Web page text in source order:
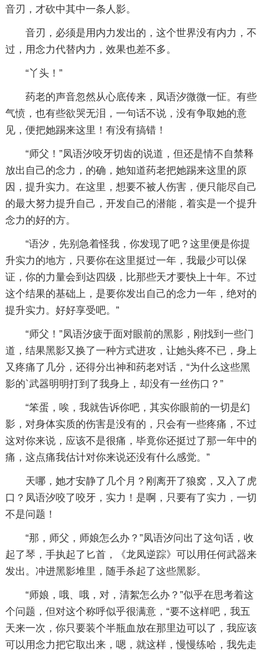
音刃，才砍中其中一条人影。
音刃，必须是用内力发出的，这个世界没有内力，不
过，用念力代替内力，效果也差不多。
“丫头！”
药老的声音忽然从心底传来，凤语汐微微一怔。有些
气愤，也有些欲哭无泪，一句话不说，没有争取她的意
见，便把她踢来这里！有没有搞错！
“师父！”凤语汐咬牙切齿的说道，但还是情不自禁释
放出自己的念力，的确，她知道药老把她踢来这里的原
因，提升实力。在这里，想要不被人伤害，便只能尽自己
的最大努力提升自己，开发自己的潜能，着实是一个提升
念力的好的方。
“语汐，先别急着怪我，你发现了吧？这里便是你提
升实力的地方，只要你在这里挺过一年，我最少可以保
证，你的力量会到达四级，比那些天才要快上十年。不过
这个结果的基础上，是要你发出自己的念力一年，绝对的
提升实力。好好享受吧。”
“师父！”凤语汐疲于面对眼前的黑影，刚找到一些门
道，结果黑影又换了一种方式进攻，让她头疼不已，身上
又疼痛了几分，还得分出神和药老对话，“为什么这些黑
影的`武器明明打到了我身上，却没有一丝伤口？”
“笨蛋，唉，我就告诉你吧，其实你眼前的一切是幻
影，对身体实质的伤害是没有的，只会有一些疼痛，不过
这对你来说，应该不是很痛，毕竟你还挺过了那一年中的
痛，这点痛我估计对你来说还没有什么感觉。”
天哪，她才安静了几个月？刚离开了狼窝，又入了虎
口？凤语汐咬了咬牙，实力！是啊，只要有了实力，一切
不是问题！
“那，师父，师娘怎么办？”凤语汐问出了这句话，收
起了琴，手执起了匕首，《龙凤逆踪》可以用任何武器来
发出。冲进黑影堆里，随手杀起了这些黑影。
“师娘，哦、哦，对，清絮怎么办？”似乎在思考着这
个问题，但对这个称呼似乎很满意，“要不这样吧，我五
天来一次，你只要装个半瓶血放在那里边可以了，我应该
可以用念力把它取出来，嗯，就这样，慢慢练哈，我先走